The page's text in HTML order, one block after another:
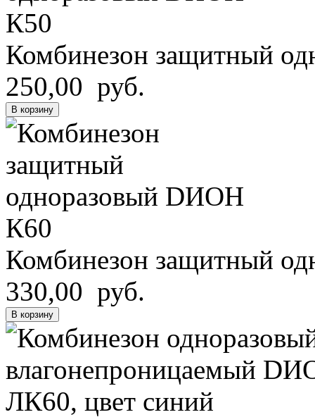
Комбинезон защитный
250,00 руб.
В корзину
Комбинезон защитный
330,00 руб.
В корзину